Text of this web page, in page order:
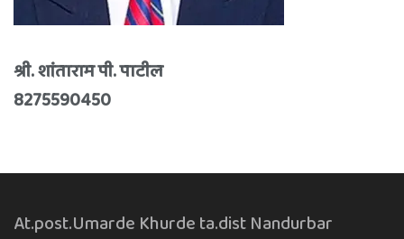
श्री. शांताराम पी. पाटील
8275590450
At.post.Umarde Khurde ta.dist Nandurbar